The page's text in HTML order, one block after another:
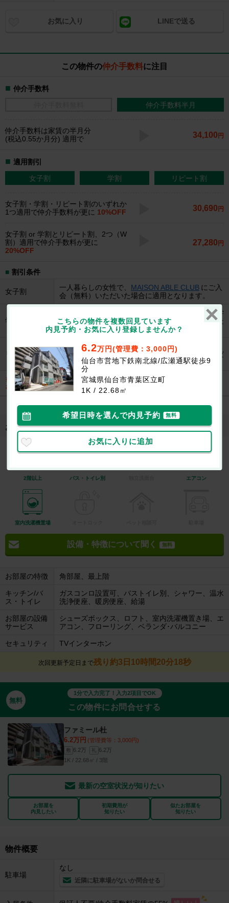
お気に入り LINEで送る
この物件の仲介手数料に注目
仲介手数料
仲介手数料半月
仲介手数料は家賃の半月分
(税込0.55か月分) 適用で
34,100 円
適用割引
女子割
学割 リピート割
女子割・学割・リピート割のいずれか
1つ適用で仲介手数料が更に 10%OFF 30,690 円
女子割 or 学割とリピート割、2つ（W
割）適用で仲介手数料が更に
20%OFF
27,280 円
割引条件
女子割 一人暮らしの女性で、 MAISON ABLE CLUB にご入
会（無料）いただいた場合に適用となります。
学割
契約成立時に日本国内の学校に在学中もしくは進学
が決まっている方で学生証・生徒手帳をご提示いた
だいた場合に適用となります。
リピート割
エイブル直営店で2013年8月以降にお部屋を借りた
ことがある方が、今回も契約者としてご入居いただ
く場合に適用となります。
※割引の併用を行う場合、条件がございます。詳しくはこちら
さい
お部屋にあるこだわり/設備・特徴
2階以上 バス・トイレ別 エアコン
室内洗濯機置場
設備・特徴について聞く 無料
お部屋の特徴 角部屋、最上階
キッチン/バ
ス・トイレ
ガスコンロ設置可、バストイレ別、シャワー、温水
洗浄便座、暖房便座、給湯
お部屋の設備
サービス
シューズボックス、ロフト、室内洗濯機置き場、エ
アコン、フローリング、ベランダ･バルコニー
セキュリティ TVインターホン
次回更新予定日まで残り約3日10時間20分17秒
無料
1分で入力完了！入力2項目でOK
この物件にお問合せする
ファミール杜
6.2万円 (管理費等：3,000円)
敷 6.2万 礼
6.2万
1K / 22.68㎡ / 3階
最新の空室状況が知りたい
お部屋を
内見したい
初期費用が
知りたい
似たお部屋を
知りたい
物件概要
駐車場
なし
近隣に駐車場がないか問合せる
こちらの物件を複数回見ています
内見予約・お気に入り登録しませんか？
6.2万円(管理費：3,000円)
仙台市営地下鉄南北線/広瀬通駅徒歩9
分
宮城県仙台市青葉区立町
1K / 22.68㎡
希望日時を選んで内見予約 無料
お気に入りに追加